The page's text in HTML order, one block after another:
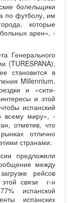
болельщики
по футболу, им
которые
арен», -
Генерального
(TURESPANA),
становится в
Millennium,
и «сити-
и этой
испанский
всему миру», -
отметив, что
отлично
странами.
предложили
между
рейсов
этой связи г-н
испанской
испанских